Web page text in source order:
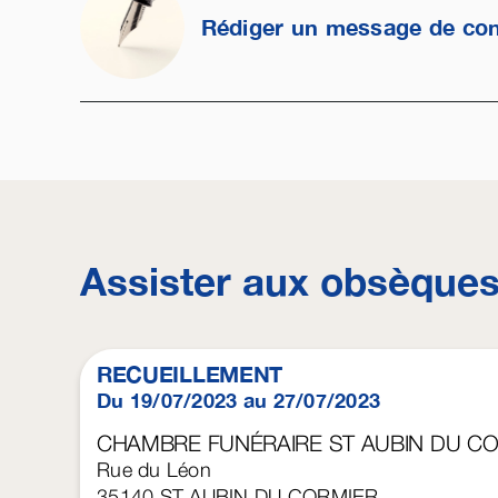
Rédiger un message de
Assister aux obsèques
RECUEILLEMENT
Du 19/07/2023 au 27/07/2023
CHAMBRE FUNÉRAIRE ST AUBIN DU
Rue du Léon